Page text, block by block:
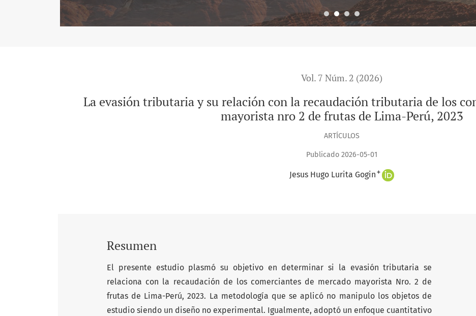
Vol. 7 Núm. 2 (2026)
La evasión tributaria y su relación con la recaudación tributaria de los
mayorista nro 2 de frutas de Lima-Perú, 2023
ARTÍCULOS
Publicado 2026-05-01
Jesus Hugo Lurita Gogin +
Resumen
El presente estudio plasmó su objetivo en determinar si la evasión tributaria se
relaciona con la recaudación de los comerciantes de mercado mayorista Nro. 2 de
frutas de Lima-Perú, 2023. La metodología que se aplicó no manipulo los objetos de
estudio siendo un diseño no experimental. Igualmente, adoptó un enfoque cuantitativo